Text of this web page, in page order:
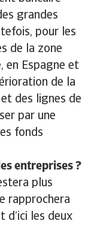
grandes
pour les
de la zone
en Espagne et
de la
des lignes de
par une
fonds
entreprises ?
plus
rapprochera
d’ici les deux